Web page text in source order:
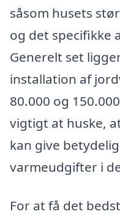
såsom husets
og det specifikke
Generelt set
installation af
80.000 og
vigtigt at huske,
kan give
varmeudgifter i
For at få det